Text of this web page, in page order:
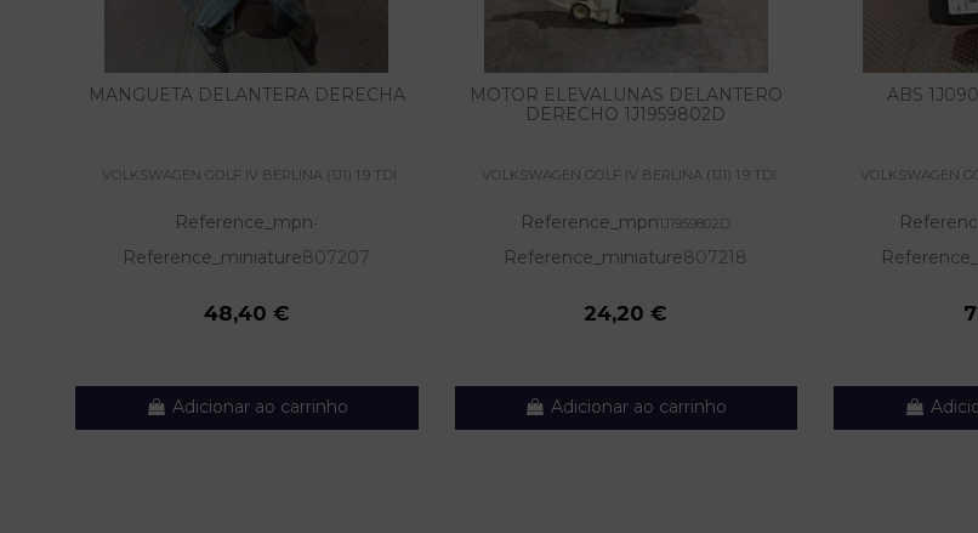
MANGUETA DELANTERA DERECHA
VOLKSWAGEN GOLF IV BERLINA (1J1) 1.9 TDI
Reference_mpn-
Reference_miniature807207
48,40 €
Adicionar ao carrinho
MOTOR ELEVALUNAS DELANTERO
DERECHO 1J1959802D
VOLKSWAGEN GOLF IV BERLINA (1J1) 1.9 TDI
Reference_mpn1J1959802D
Reference_miniature807218
24,20 €
Adicionar ao carrinho
ABS
VOLKSWAGEN